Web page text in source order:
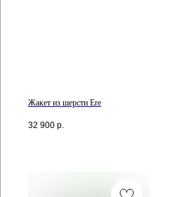
Жакет из шерсти Ere
32 900 р.